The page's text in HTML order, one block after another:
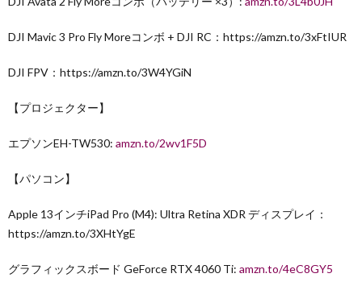
DJI Mavic 3 Pro Fly Moreコンボ + DJI RC：https://amzn.to/3xFtIUR
DJI FPV：https://amzn.to/3W4YGiN
【プロジェクター】
エプソンEH-TW530: amzn.to/2wv1F5D
【パソコン】
Apple 13インチiPad Pro (M4): Ultra Retina XDR ディスプレイ：
https://amzn.to/3XHtYgE
グラフィックスボード GeForce RTX 4060 Ti: amzn.to/4eC8GY5